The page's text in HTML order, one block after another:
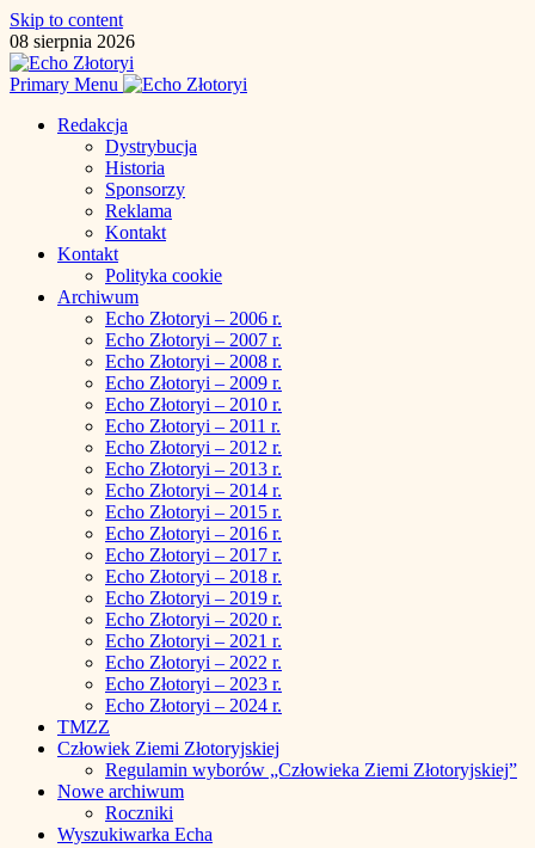
Skip to content
08 sierpnia 2026
Primary Menu
Redakcja
Dystrybucja
Historia
Sponsorzy
Reklama
Kontakt
Kontakt
Polityka cookie
Archiwum
Echo Złotoryi – 2006 r.
Echo Złotoryi – 2007 r.
Echo Złotoryi – 2008 r.
Echo Złotoryi – 2009 r.
Echo Złotoryi – 2010 r.
Echo Złotoryi – 2011 r.
Echo Złotoryi – 2012 r.
Echo Złotoryi – 2013 r.
Echo Złotoryi – 2014 r.
Echo Złotoryi – 2015 r.
Echo Złotoryi – 2016 r.
Echo Złotoryi – 2017 r.
Echo Złotoryi – 2018 r.
Echo Złotoryi – 2019 r.
Echo Złotoryi – 2020 r.
Echo Złotoryi – 2021 r.
Echo Złotoryi – 2022 r.
Echo Złotoryi – 2023 r.
Echo Złotoryi – 2024 r.
TMZZ
Człowiek Ziemi Złotoryjskiej
Regulamin wyborów „Człowieka Ziemi Złotoryjskiej”
Nowe archiwum
Roczniki
Wyszukiwarka Echa